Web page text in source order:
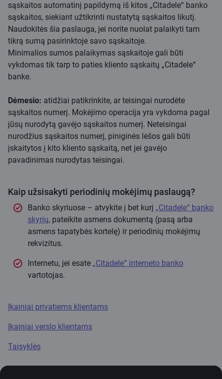
sąskaitos automatinį papildymą iš kitos „Citadele“ banko
sąskaitos, siekiant užtikrinti nustatytą sąskaitos likutį.
Naudokitės šia paslauga, jei norite nuolat palaikyti tam
tikrą sumą pasirinktoje savo sąskaitoje.
Minimalios sumos palaikymas sąskaitoje gali būti
vykdomas tik tarp to paties kliento sąskaitų „Citadele“
banke.
Dėmesio: atidžiai patikrinkite, ar teisingai nurodėte
sąskaitos numerį. Mokėjimo operacija yra vykdoma pagal
jūsų nurodytą gavėjo sąskaitos numerį. Neteisingai
nurodžius sąskaitos numerį, piniginės lėšos gali būti
įskaitytos į kito kliento sąskaitą, net jei gavėjo
pavadinimas nurodytas teisingai.
Kaip užsisakyti periodinių mokėjimų paslaugą?
Banko skyriuose – atvykite į bet kurį „Citadele“ banko
skyrių, pateikite asmens dokumentą (pasą arba
asmens tapatybės kortelę) ir periodinių mokėjimų
rekvizitus.
Internetu, jei esate „Citadele“ interneto banko
vartotojas.
Įkainiai privatiems klientams
Įkainiai verslo klientams
Taisyklės